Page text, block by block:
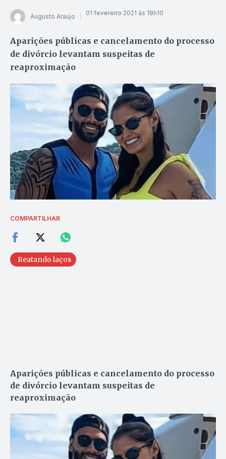
Augusto Araújo 01 fevereiro 2021 às 18h10
Aparições públicas e cancelamento do processo
de divórcio levantam suspeitas de
reaproximação
COMPARTILHAR
Reatando laços
Aparições públicas e cancelamento do processo
de divórcio levantam suspeitas de
reaproximação